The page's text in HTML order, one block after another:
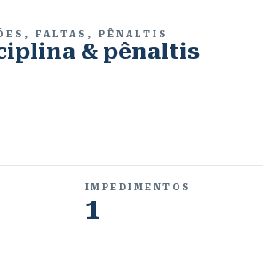
FALTAS, PÊNALTIS
& pênaltis
IMPEDIMENTOS
1